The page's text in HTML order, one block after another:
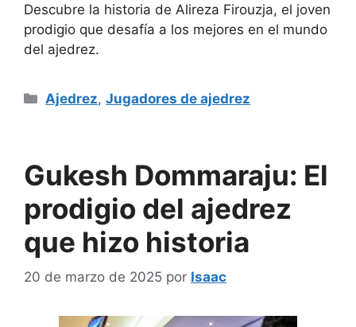
Descubre la historia de Alireza Firouzja, el joven
prodigio que desafía a los mejores en el mundo
del ajedrez.
Categorías
Ajedrez,Jugadores de ajedrez
Gukesh Dommaraju: El
prodigio del ajedrez
que hizo historia
20 de marzo de 2025 por Isaac